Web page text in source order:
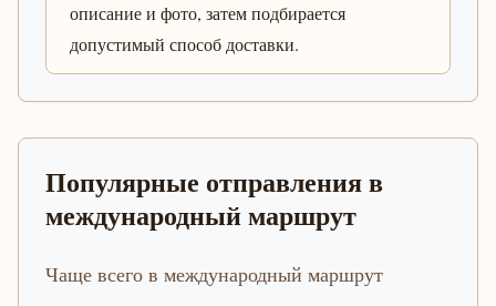
описание и фото, затем подбирается
допустимый способ доставки.
Популярные отправления в
международный маршрут
Чаще всего в международный маршрут